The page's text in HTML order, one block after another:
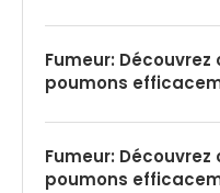
Fumeur:
poumons
Fumeur:
poumons